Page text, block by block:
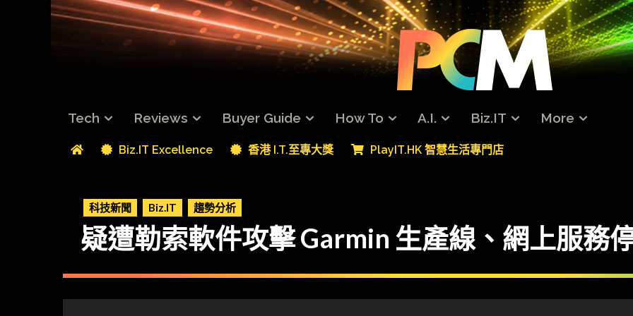
Tech Reviews Buyer Guide How To A.I. Biz.IT More
Biz.IT Excellence 香港 I.T.至專大獎 PlayIT.HK 智慧生活專門店
科技新聞 Biz.IT 趨勢分析
疑遭勒索軟件攻擊 Garmin 生產線、網上服務